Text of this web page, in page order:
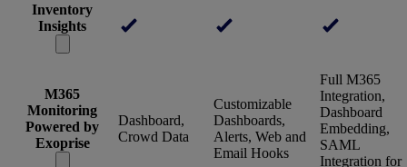
Inventory
Insights
M365
Monitoring
Powered by
Exoprise
Dashboard,
Crowd Data
Customizable
Dashboards,
Alerts, Web and
Email Hooks
Full M365
Integration,
Dashboard
Embedding,
SAML
Integration for